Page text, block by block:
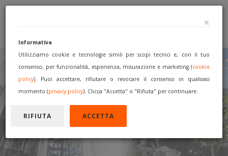
IL PRINCIPALE MERCATO
INTERNAZIONALE
PER COMPRARE E VENDERE
×
Informativa
Utilizziamo cookie e tecnologie simili per scopi tecnici e, con il tuo
consenso, per funzionalità, esperienza, misurazione e marketing (cookie
policy). Puoi accettare, rifiutare o revocare il consenso in qualsiasi
momento (privacy policy). Clicca "Accetta" o "Rifiuta" per continuare.
RIFIUTA ACCETTA